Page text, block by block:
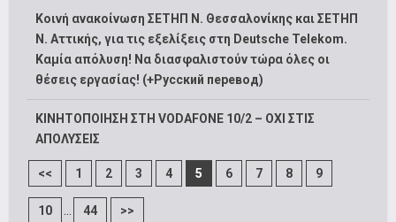
Κοινή ανακοίνωση ΣΕΤΗΠ Ν. Θεσσαλονίκης και ΣΕΤΗΠ
N. Αττικής, για τις εξελίξεις στη Deutsche Telekom.
Καμία απόλυση! Να διασφαλιστούν τώρα όλες οι
θέσεις εργασίας! (+Русский перевод)
ΚΙΝΗΤΟΠΟΙΗΣΗ ΣΤΗ VODAFONE 10/2 – ΟΧΙ ΣΤΙΣ
ΑΠΟΛΥΣΕΙΣ
<< 1 2 3 4 5 6 7 8 9
10 ... 44 >>